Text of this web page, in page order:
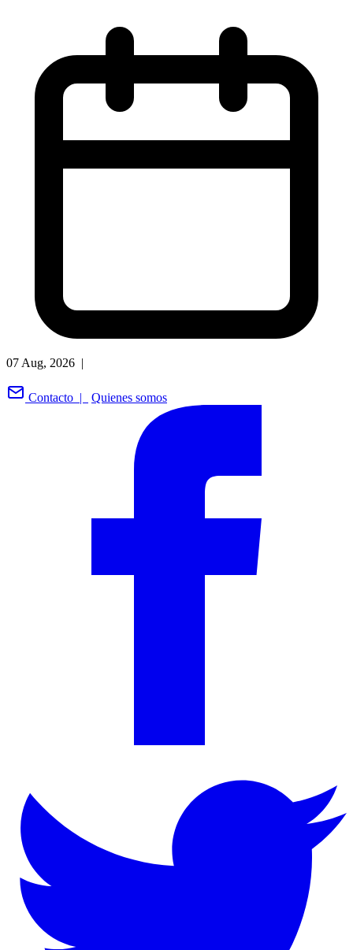
07 Aug, 2026 |
Contacto | Quienes somos